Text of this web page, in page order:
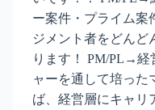
ー案件・プライム案
ジメント者をどんど
ります！ PM/PL→
ャーを通して培った
ば、経営層にキャリ